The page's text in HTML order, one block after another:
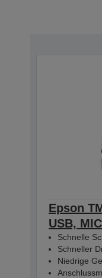
Epson
USB,
Schnelle
Schneller
Niedrige